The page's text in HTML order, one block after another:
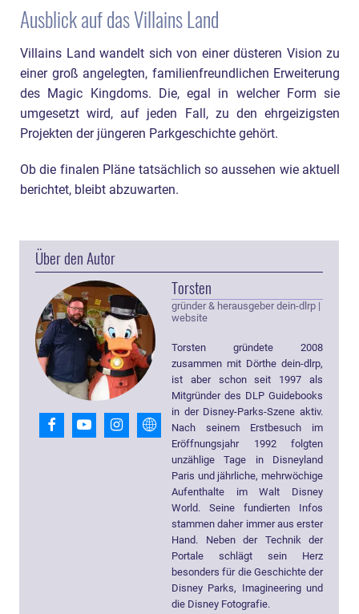
Ausblick auf das Villains Land
Villains Land wandelt sich von einer düsteren Vision zu
einer groß angelegten, familienfreundlichen Erweiterung
des Magic Kingdoms. Die, egal in welcher Form sie
umgesetzt wird, auf jeden Fall, zu den ehrgeizigsten
Projekten der jüngeren Parkgeschichte gehört.
Ob die finalen Pläne tatsächlich so aussehen wie aktuell
berichtet, bleibt abzuwarten.
Über den Autor
Torsten
gründer & herausgeber dein-dlrp |
website
Torsten gründete 2008
zusammen mit Dörthe dein-dlrp,
ist aber schon seit 1997 als
Mitgründer des DLP Guidebooks
in der Disney-Parks-Szene aktiv.
Nach seinem Erstbesuch im
Eröffnungsjahr 1992 folgten
unzählige Tage in Disneyland
Paris und jährliche, mehrwöchige
Aufenthalte im Walt Disney
World. Seine fundierten Infos
stammen daher immer aus erster
Hand. Neben der Technik der
Portale schlägt sein Herz
besonders für die Geschichte der
Disney Parks, Imagineering und
die Disney Fotografie.